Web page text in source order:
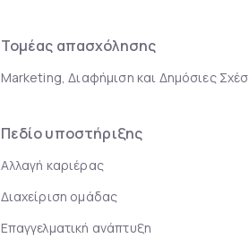
Τομέας απασχόλησης
Marketing, Διαφήμιση και Δημόσιες
Πεδίο υποστήριξης
Αλλαγή καριέρας
Διαχείριση ομάδας
Επαγγελματική ανάπτυξη